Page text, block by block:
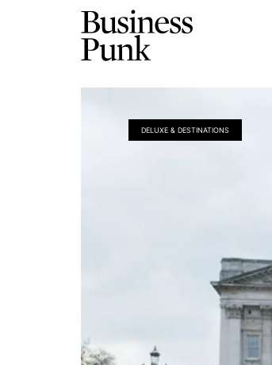
DELUXE & DESTINATIONS